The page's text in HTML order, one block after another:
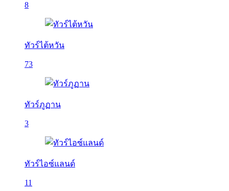
8
ทัวร์ไต้หวัน
73
ทัวร์ภูฏาน
3
ทัวร์ไอซ์แลนด์
11